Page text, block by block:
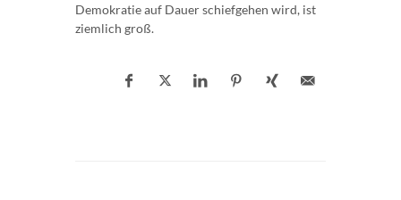
Demokratie auf Dauer schiefgehen wird, ist
ziemlich groß.